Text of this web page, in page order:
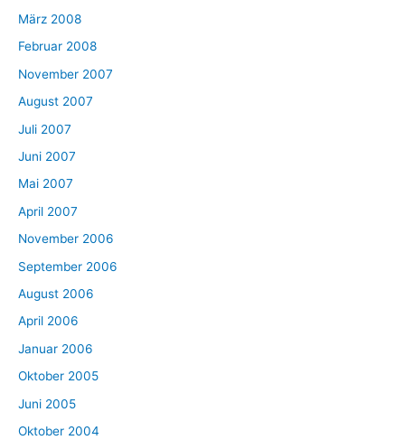
März 2008
Februar 2008
November 2007
August 2007
Juli 2007
Juni 2007
Mai 2007
April 2007
November 2006
September 2006
August 2006
April 2006
Januar 2006
Oktober 2005
Juni 2005
Oktober 2004